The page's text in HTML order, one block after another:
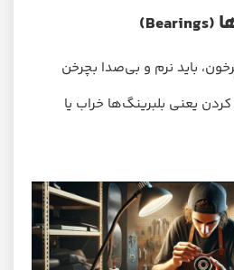
(Bearings)
باید نرم و بی‌صدا بچرخن
یعنی بلبرینگ‌ها خراب یا